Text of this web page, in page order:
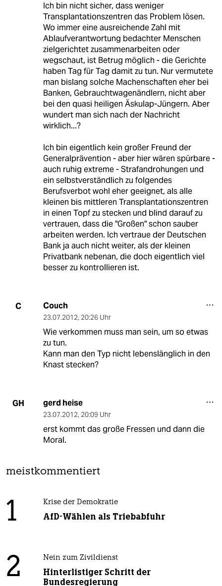
Ich bin nicht sicher, dass weniger
Transplantationszentren das Problem lösen.
Wo immer eine ausreichende Zahl mit
Ablaufverantwortung bedachter Menschen
zielgerichtet zusammenarbeiten oder
wegschaut, ist Betrug möglich - die Gerichte
haben Tag für Tag damit zu tun. Nur vermutete
man bislang solche Machenschaften eher bei
Banken, Gebrauchtwagenändlern, nicht aber
bei den quasi heiligen Äskulap-Jüngern. Aber
wundert man sich nach der Nachricht
wirklich...?
Ich bin eigentlich kein großer Freund der
Generalprävention - aber hier wären spürbare -
auch ruhig extreme - Strafandrohungen und
ein selbstverständlich zu folgendes
Berufsverbot wohl eher geeignet, als alle
kleinen bis mittleren Transplantationszentren
in einen Topf zu stecken und blind darauf zu
vertrauen, dass die "Großen" schon sauber
arbeiten werden. Ich vertraue der Deutschen
Bank ja auch nicht weiter, als der kleinen
Privatbank nebenan, die doch eigentlich viel
besser zu kontrollieren ist.
C Couch
23.07.2012, 20:26 Uhr
Wie verkommen muss man sein, um so etwas
zu tun.
Kann man den Typ nicht lebenslänglich in den
Knast stecken?
GH gerd heise
23.07.2012, 20:09 Uhr
erst kommt das große Fressen und dann die
Moral.
meistkommentiert
1 Krise der Demokratie
AfD-Wählen als Triebabfuhr
2 Nein zum Zivildienst
Hinterlistiger Schritt der
Bundesregierung